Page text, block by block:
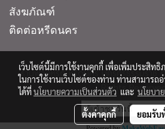
สังฆภัณฑ์
ติดต่อหรีดนคร
ร้านพวงหรีด หรีดนคร นครศรีธรรมรา
Rights
ผู้เข้าชมวันนี้
เว็บไซต์นี้มีการใช้งานคุกกี้ เพื่อเพิ่มประสิท
ในการใช้งานเว็บไซต์ของท่าน ท่านสามารถ
ได้ที่นโยบายความเป็นส่วนตัว และ นโยบา
ตั้งค่าคุกกี้ ยอมรับ